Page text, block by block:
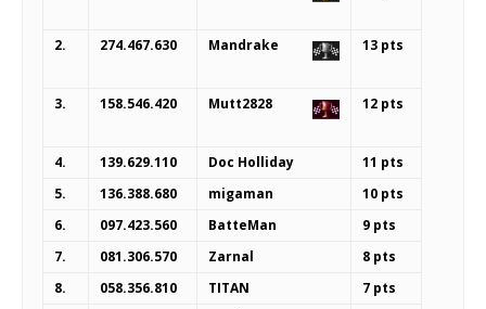
2. 274.467.630 Mandrake 13 pts
3. 158.546.420 Mutt2828 12 pts
4. 139.629.110 Doc Holliday
11 pts
5.
136.388.680 migaman
10 pts
6.
097.423.560 BatteMan
9 pts
7.
081.306.570 Zarnal
8 pts
8.
058.356.810 TITAN
7 pts